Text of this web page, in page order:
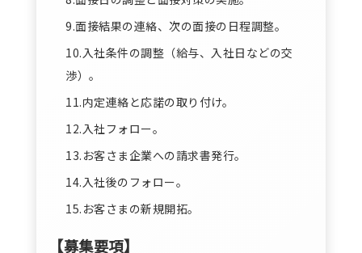
9.面接結果の連絡、次の面接の日程調整。
10.入社条件の調整（給与、入社日などの交
渉）。
11.内定連絡と応諾の取り付け。
12.入社フォロー。
13.お客さま企業への請求書発行。
14.入社後のフォロー。
15.お客さまの新規開拓。
【募集要項】